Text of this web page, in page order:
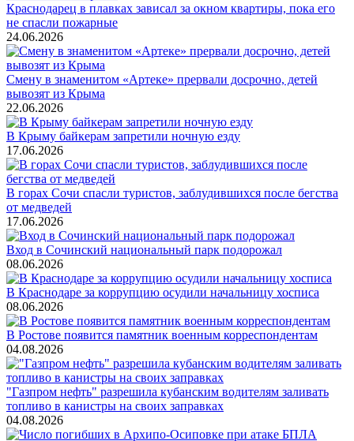
Краснодарец в плавках зависал за окном квартиры, пока его
не спасли пожарные
24.06.2026
Смену в знаменитом «Артеке» прервали досрочно, детей
вывозят из Крыма
22.06.2026
В Крыму байкерам запретили ночную езду
17.06.2026
В горах Сочи спасли туристов, заблудившихся после бегства
от медведей
17.06.2026
Вход в Сочинский национальный парк подорожал
08.06.2026
В Краснодаре за коррупцию осудили начальницу хосписа
08.06.2026
В Ростове появится памятник военным корреспондентам
04.08.2026
"Газпром нефть" разрешила кубанским водителям заливать
топливо в канистры на своих заправках
04.08.2026